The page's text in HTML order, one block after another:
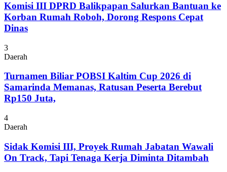
Komisi III DPRD Balikpapan Salurkan Bantuan ke
Korban Rumah Roboh, Dorong Respons Cepat
Dinas
3
Daerah
Turnamen Biliar POBSI Kaltim Cup 2026 di
Samarinda Memanas, Ratusan Peserta Berebut
Rp150 Juta,
4
Daerah
Sidak Komisi III, Proyek Rumah Jabatan Wawali
On Track, Tapi Tenaga Kerja Diminta Ditambah